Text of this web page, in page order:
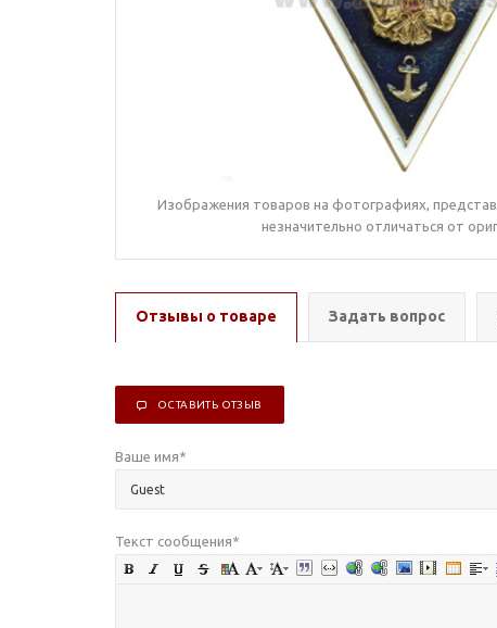
Изображения товаров на фотографиях,
незначительно отличаться от
Отзывы о товаре Задать вопрос
ОСТАВИТЬ ОТЗЫВ
Ваше имя*
Текст сообщения*